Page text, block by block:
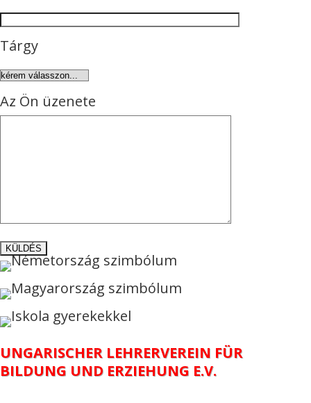
Tárgy
Az Ön üzenete
UNGARISCHER LEHRERVEREIN FÜR
BILDUNG UND ERZIEHUNG E.V.